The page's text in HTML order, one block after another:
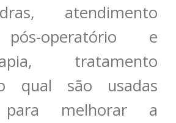
atendimento
operatório e
tratamento
qual são usadas
para melhorar a